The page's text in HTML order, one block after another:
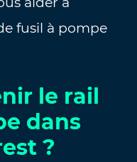
fusil à pompe
le rail
dans
?